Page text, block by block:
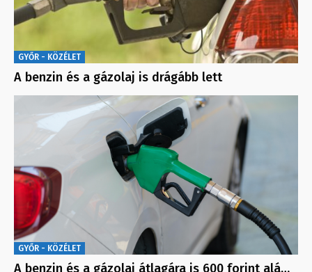
GYŐR - KÖZÉLET
A benzin és a gázolaj is drágább lett
GYŐR - KÖZÉLET
A benzin és a gázolaj átlagára is 600 forint alá…